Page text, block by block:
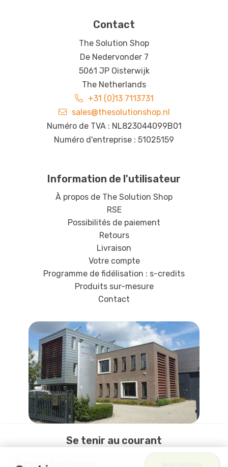
Contact
The Solution Shop
De Nedervonder 7
5061 JP Oisterwijk
The Netherlands
+31 (0)13 7113731
sales@thesolutionshop.nl
Numéro de TVA : NL823044099B01
Numéro d'entreprise : 51025159
Information de l'utilisateur
À propos de The Solution Shop
RSE
Possibilités de paiement
Retours
Livraison
Votre compte
Programme de fidélisation : s-credits
Produits sur-mesure
Contact
Se tenir au courant